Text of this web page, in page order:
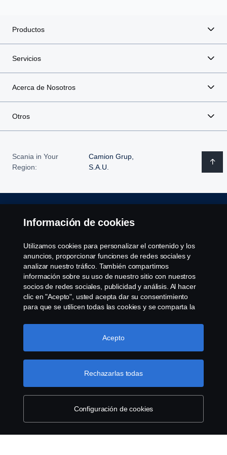
Productos
Servicios
Acerca de Nosotros
Otros
Scania in Your
Region:
Camion Grup,
S.A.U.
Aviso Legal
Declaración de Privacidad
Política de cookies
Cookie settings
© Copyright Scania 2022 All rights reserved. Scania
CV AB (publ), SE-151 87 Södertälje, Sweden, Tel:
+46-8-55 38 10 00, Fax: +46-8-55 38 10 37.
Información de cookies
Utilizamos cookies para personalizar el contenido y los
anuncios, proporcionar funciones de redes sociales y
analizar nuestro tráfico. También compartimos
información sobre su uso de nuestro sitio con nuestros
socios de redes sociales, publicidad y análisis. Al hacer
clic en "Acepto", usted acepta dar su consentimiento
para que se utilicen todas las cookies y se comparta la
haciendo clic en "Configuración de cookies" y
seleccionando las categorías que desea aceptar. Para
Más información sobre su privacidad
Configuración de cookies
Rechazarlas todas
Acepto